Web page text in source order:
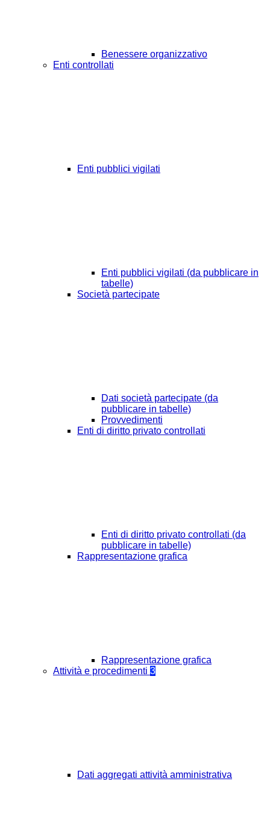
Benessere organizzativo
Enti controllati
Enti pubblici vigilati
Enti pubblici vigilati (da pubblicare in
tabelle)
Società partecipate
Dati società partecipate (da
pubblicare in tabelle)
Provvedimenti
Enti di diritto privato controllati
Enti di diritto privato controllati (da
pubblicare in tabelle)
Rappresentazione grafica
Rappresentazione grafica
Attività e procedimenti 3
Dati aggregati attività amministrativa